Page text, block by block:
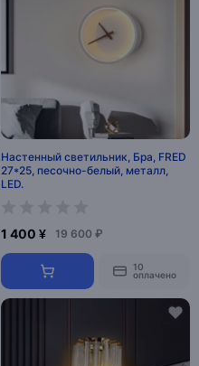
Настенный светильник, Бра, FRED
27*25, песочно-белый, металл,
LED.
1 400 ¥ 19 600 ₽
10
оплачено